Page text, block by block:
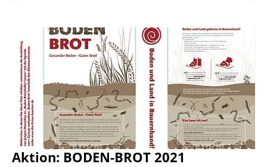
Aktion: BODEN-BROT 2021